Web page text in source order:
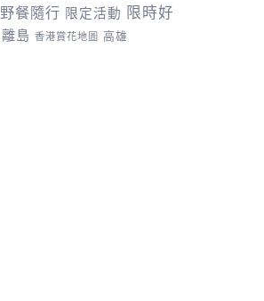
野餐隨行 限定活動 限時好
離島 香港賞花地圖 高雄